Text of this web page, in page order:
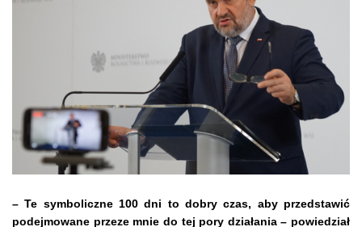
– Te symboliczne 100 dni to dobry czas, aby przedstawić
podejmowane przeze mnie do tej pory działania – powiedział